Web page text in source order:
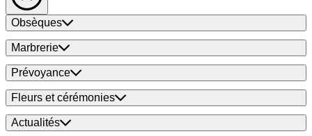
Obsèques
Marbrerie
Prévoyance
Fleurs et cérémonies
Actualités